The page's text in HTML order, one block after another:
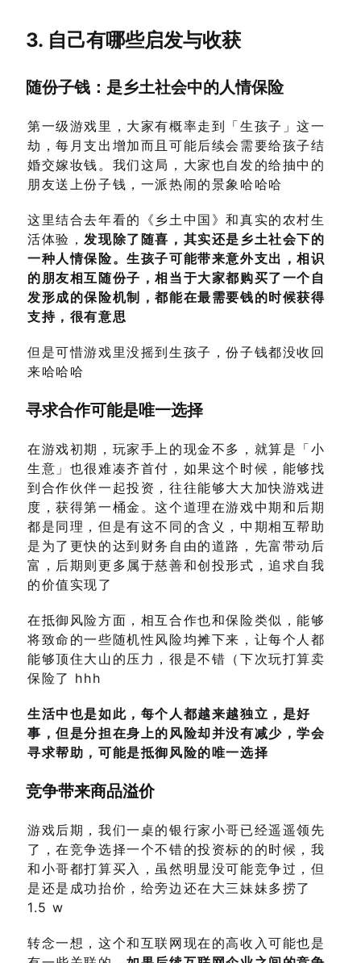
3. 自己有哪些启发与收获
随份子钱：是乡土社会中的人情保险
第一级游戏里，大家有概率走到「生孩子」这一
劫，每月支出增加而且可能后续会需要给孩子结
婚交嫁妆钱。我们这局，大家也自发的给抽中的
朋友送上份子钱，一派热闹的景象哈哈哈
这里结合去年看的《乡土中国》和真实的农村生
活体验，发现除了随喜，其实还是乡土社会下的
一种人情保险。生孩子可能带来意外支出，相识
的朋友相互随份子，相当于大家都购买了一个自
发形成的保险机制，都能在最需要钱的时候获得
支持，很有意思
但是可惜游戏里没摇到生孩子，份子钱都没收回
来哈哈哈
寻求合作可能是唯一选择
在游戏初期，玩家手上的现金不多，就算是「小
生意」也很难凑齐首付，如果这个时候，能够找
到合作伙伴一起投资，往往能够大大加快游戏进
度，获得第一桶金。这个道理在游戏中期和后期
都是同理，但是有这不同的含义，中期相互帮助
是为了更快的达到财务自由的道路，先富带动后
富，后期则更多属于慈善和创投形式，追求自我
的价值实现了
在抵御风险方面，相互合作也和保险类似，能够
将致命的一些随机性风险均摊下来，让每个人都
能够顶住大山的压力，很是不错（下次玩打算卖
保险了 hhh
生活中也是如此，每个人都越来越独立，是好
事，但是分担在身上的风险却并没有减少，学会
寻求帮助，可能是抵御风险的唯一选择
竞争带来商品溢价
游戏后期，我们一桌的银行家小哥已经遥遥领先
了，在竞争选择一个不错的投资标的的时候，我
和小哥都打算买入，虽然明显没可能竞争过，但
是还是成功抬价，给旁边还在大三妹妹多捞了
1.5 w
转念一想，这个和互联网现在的高收入可能也是